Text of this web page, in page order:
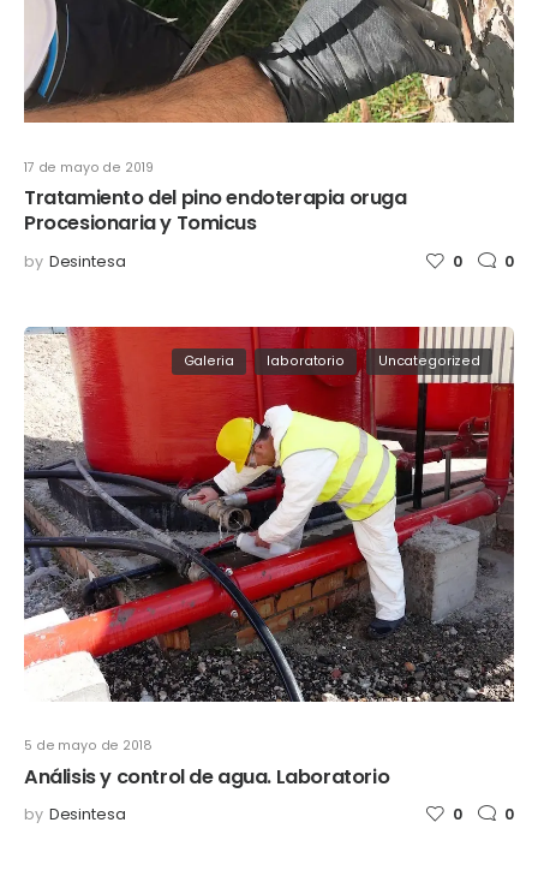
17 de mayo de 2019
Tratamiento del pino endoterapia oruga
Procesionaria y Tomicus
by Desintesa 0 0
5 de mayo de 2018
Galeria laboratorio Uncategorized
Análisis y control de agua. Laboratorio
by Desintesa 0 0